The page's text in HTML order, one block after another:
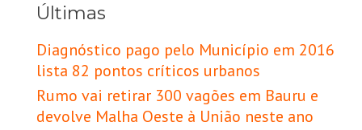
Últimas
Diagnóstico pago pelo Município em 2016
lista 82 pontos críticos urbanos
Rumo vai retirar 300 vagões em Bauru e
devolve Malha Oeste à União neste ano